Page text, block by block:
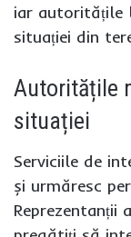
iar autoritățile
situației din
Autoritățile
situației
Serviciile de
și urmăresc